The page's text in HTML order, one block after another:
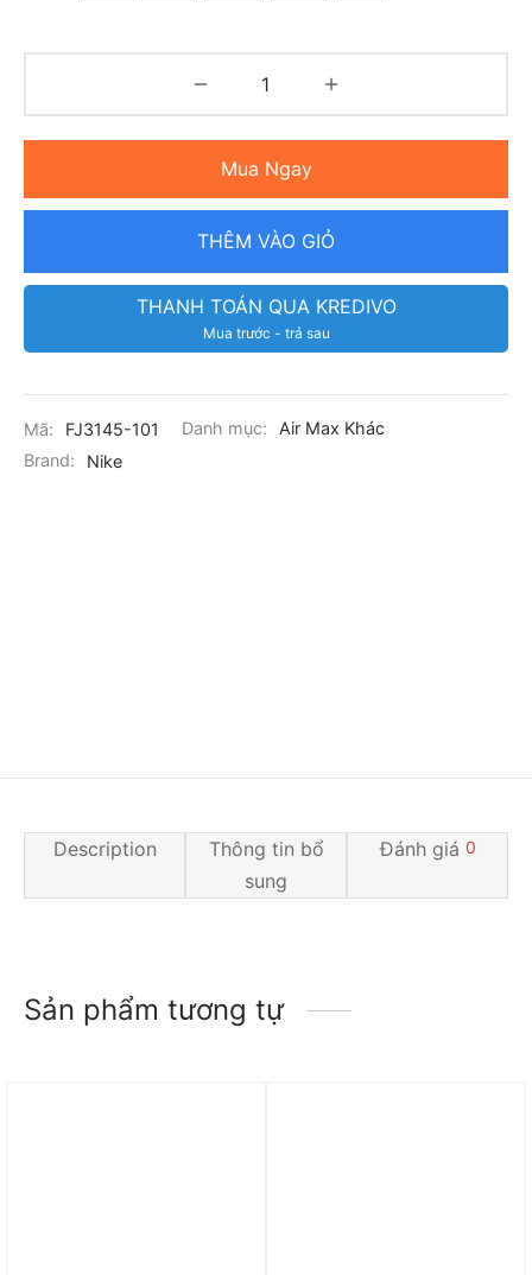
Mua Ngay
THÊM VÀO GIỎ
THANH TOÁN QUA KREDIVO
Mua trước - trả sau
Mã: FJ3145-101 Danh mục:
Air Max Khác
Brand:
Nike
Description
Thông tin bổ
sung
Đánh giá 0
Sản phẩm tương tự